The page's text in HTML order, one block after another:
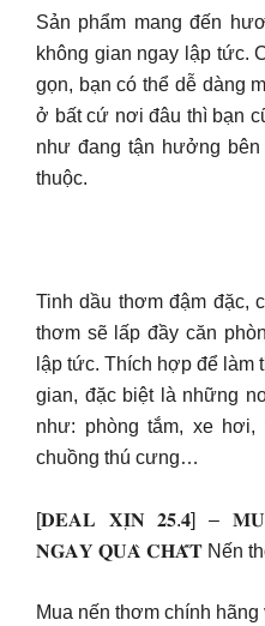
Sản phẩm mang đến
không gian ngay lập tức.
gọn, bạn có thể dễ dàng
ở bất cứ nơi đâu thì bạn
như đang tận hưởng
thuộc.
Tinh dầu thơm đậm đặc,
thơm sẽ lấp đầy căn
lập tức. Thích hợp để làm
gian, đặc biệt là những
như: phòng tắm, xe
chuồng thú cưng…
[𝐃𝐄𝐀𝐋 𝐗𝐈̣𝐍 𝟐𝟓.𝟒] –
𝐍𝐆𝐀𝐘 𝐐𝐔𝐀̀ 𝐂𝐇𝐀̂́𝐓 Nến
Mua nến thơm chính